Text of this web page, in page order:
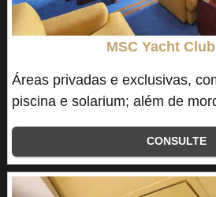
MSC Yacht
Áreas privadas e exclusivas,
piscina e solarium; além de
CONSULTE